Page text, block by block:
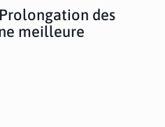
des
meilleure